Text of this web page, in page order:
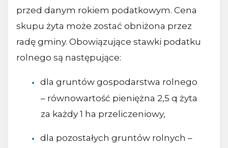
przed danym rokiem podatkowym. Cena
skupu żyta może zostać obniżona przez
radę gminy. Obowiązujące stawki podatku
rolnego są następujące:
dla gruntów gospodarstwa rolnego
– równowartość pieniężna 2,5 q żyta
za każdy 1 ha przeliczeniowy,
dla pozostałych gruntów rolnych –